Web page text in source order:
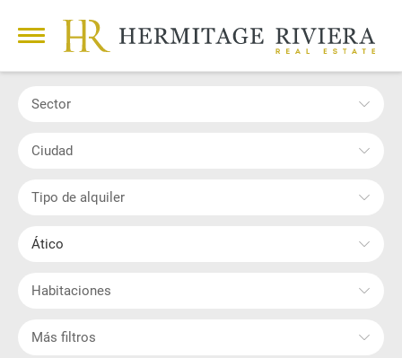
Sector
Ciudad
Tipo de alquiler
Ático
Habitaciones
Más filtros